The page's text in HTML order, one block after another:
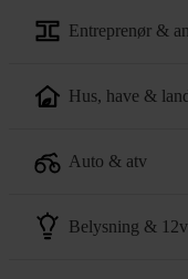
entreprenør &
hus, have &
auto & atv
belysning &